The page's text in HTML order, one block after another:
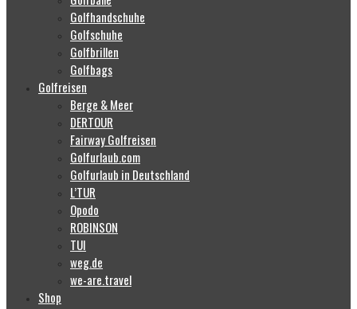
Golfhandschuhe
Golfschuhe
Golfbrillen
Golfbags
Golfreisen
Berge & Meer
DERTOUR
Fairway Golfreisen
Golfurlaub.com
Golfurlaub in Deutschland
L’TUR
Opodo
ROBINSON
TUI
weg.de
we-are.travel
Shop